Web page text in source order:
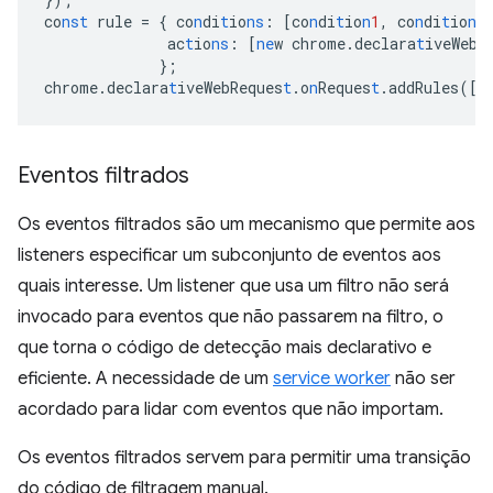
const rule = { conditions : [condition1 , condition
actions : [new chrome.declarat
} ;
chrome.declarativeWebRequest .onRequest .addRules( [
Eventos filtrados
Os eventos filtrados são um mecanismo que permite aos
listeners especificar um subconjunto de eventos aos
quais interesse. Um listener que usa um filtro não será
invocado para eventos que não passarem na filtro, o
que torna o código de detecção mais declarativo e
eficiente. A necessidade de um service worker não ser
acordado para lidar com eventos que não importam.
Os eventos filtrados servem para permitir uma transição
do código de filtragem manual.